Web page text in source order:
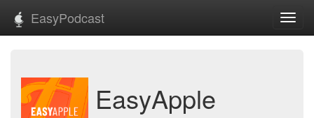
EasyPodcast
EasyApple